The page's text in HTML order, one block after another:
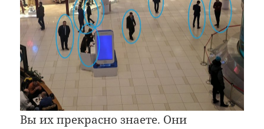
Вы их прекрасно знаете. Они